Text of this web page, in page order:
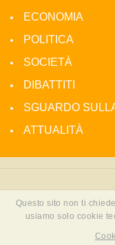
ECONOMIA
POLITICA
SOCIETÀ
DIBATTITI
SGUARDO
ATTUALITÀ
Questo sito non ti
usiamo solo cookie